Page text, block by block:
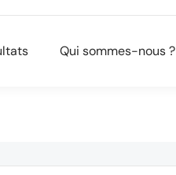
Qui sommes-nous ?